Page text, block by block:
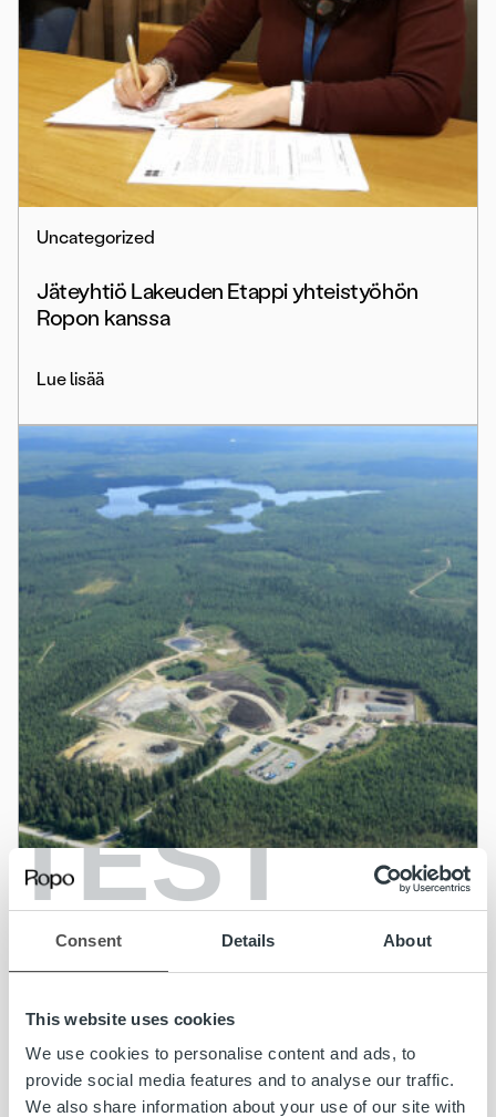
TEST
Consent Details About
This website uses cookies
We use cookies to personalise content and ads, to
provide social media features and to analyse our traffic.
We also share information about your use of our site with
Uncategorized
Jäteyhtiö Lakeuden Etappi yhteistyöhön
Ropon kanssa
Lue lisää
Uncategorized
Sammakkokangas toi kymmenen kunnan
Lue lisää